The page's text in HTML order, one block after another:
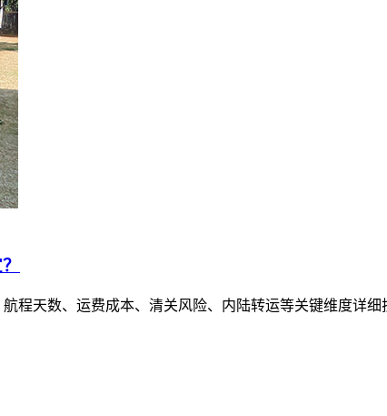
程天数、运费成本、清关风险、内陆转运等关键维度详